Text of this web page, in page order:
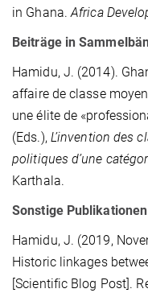
in Ghana.Africa
Beiträge in
Hamidu, J. (2014).
affaire de classe
une élite de
(Eds.), L’invention des
politiques d’une
Karthala.
Sonstige Publikationen
Hamidu, J. (2019,
Historic linkages
[Scientific Blog Post].